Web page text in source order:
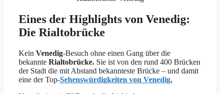
Eines der Highlights von Venedig:
Die Rialtobrücke
Kein Venedig-Besuch ohne einen Gang über die
bekannte Rialtobrücke. Sie ist von den rund 400 Brücken
der Stadt die mit Abstand bekannteste Brücke – und damit
eine der Top-Sehenswürdigkeiten von Venedig.